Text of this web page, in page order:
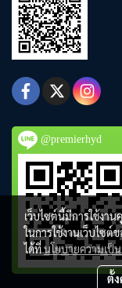
@premierhyd
เว็บไซต์นี้มีการใช้งา
ในการใช้งานเว็บไซต์
ได้ที่นโยบายความเป็
ตั้ง